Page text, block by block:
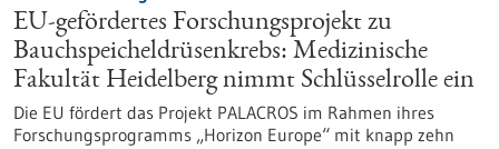
EU-gefördertes Forschungsprojekt zu
Bauchspeicheldrüsenkrebs: Medizinische
Fakultät Heidelberg nimmt Schlüsselrolle ein
Die EU fördert das Projekt PALACROS im Rahmen ihres
Forschungsprogramms „Horizon Europe“ mit knapp zehn